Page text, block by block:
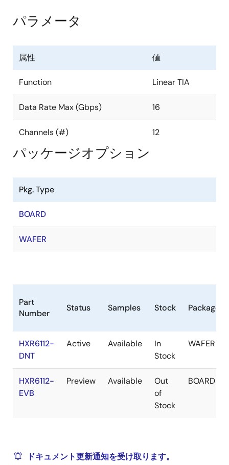
パラメータ
属性 値
Function Linear TIA
Data Rate Max (Gbps) 16
Channels (#) 12
パッケージオプション
Pkg. Type
BOARD
WAFER
Part
Number
Status Samples Stock Package
HXR6112-
DNT
Active Available
In
Stock
WAFER
HXR6112-
EVB
Preview Available
Out
of
Stock
BOARD
ドキュメント更新通知を受け取ります。